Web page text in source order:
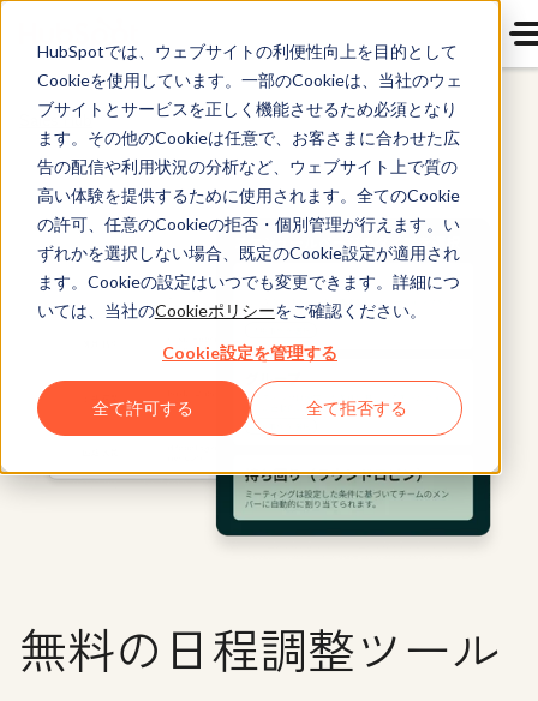
HubSpotでは、ウェブサイトの利便性向上を目的として
Cookieを使用しています。一部のCookieは、当社のウェ
ブサイトとサービスを正しく機能させるため必須となり
ます。その他のCookieは任意で、お客さまに合わせた広
告の配信や利用状況の分析など、ウェブサイト上で質の
高い体験を提供するために使用されます。全てのCookie
の許可、任意のCookieの拒否・個別管理が行えます。い
ずれかを選択しない場合、既定のCookie設定が適用され
ます。Cookieの設定はいつでも変更できます。詳細につ
いては、当社のCookieポリシーをご確認ください。
Cookie設定を管理する
全て許可する 全て拒否する
Sales Hub
無料の日程調整ツール